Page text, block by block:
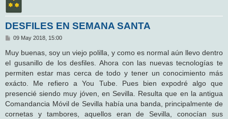
DESFILES EN SEMANA SANTA
M
n
s
e
09 May 2018, 15:00
Muy buenas, soy un viejo polilla, y como es normal aún llevo dentro
el gusanillo de los desfiles. Ahora con las nuevas tecnologías te
permiten estar mas cerca de todo y tener un conocimiento más
exácto. Me refiero a You Tube. Pues bien expodré algo que
presencié siendo muy jóven, en Sevilla. Resulta que en la antigua
Comandancia Móvil de Sevilla había una banda, principalmente de
cornetas y tambores, aquellos eran de Sevilla, conocían sus